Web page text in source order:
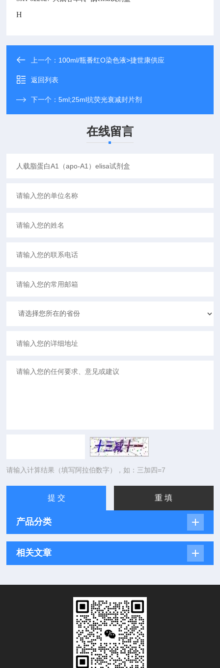
H
上一个： 100ml/瓶番红O染色液>捷世康供应
返回列表
下一个：5ml;25ml抗荧光衰减封片剂
在线留言
请输入计算结果（填写阿拉伯数字），如：三加四=7
产品分类
相关文章